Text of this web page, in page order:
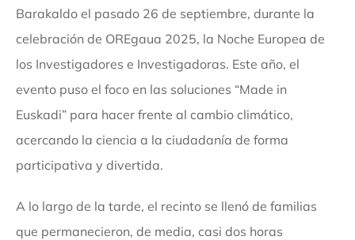
Barakaldo el pasado 26 de septiembre, durante la
celebración de OREgaua 2025, la Noche Europea de
los Investigadores e Investigadoras. Este año, el
evento puso el foco en las soluciones “Made in
Euskadi” para hacer frente al cambio climático,
acercando la ciencia a la ciudadanía de forma
participativa y divertida.
A lo largo de la tarde, el recinto se llenó de familias
que permanecieron, de media, casi dos horas